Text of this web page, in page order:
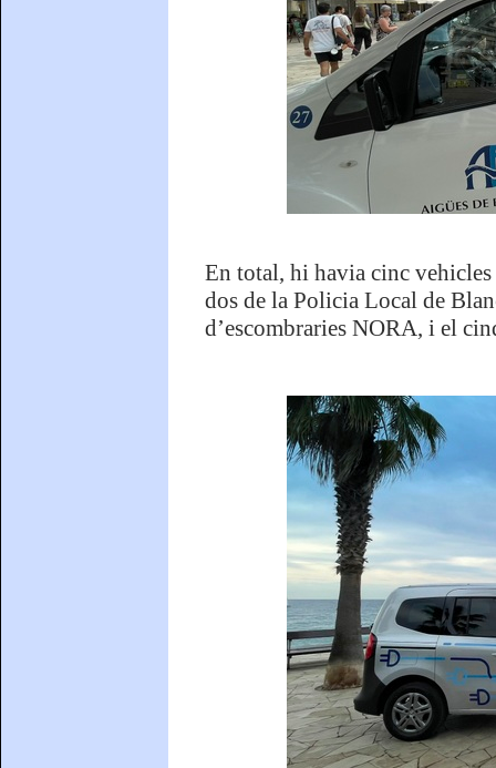
En total, hi havia cinc
dos de la Policia Local de
d’escombraries NORA, i el